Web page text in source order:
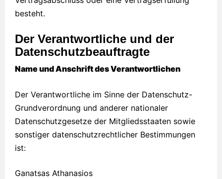
besteht.
Der Verantwortliche und der
Datenschutzbeauftragte
Name und Anschrift des Verantwortlichen
Der Verantwortliche im Sinne der Datenschutz-
Grundverordnung und anderer nationaler
Datenschutzgesetze der Mitgliedsstaaten sowie
sonstiger datenschutzrechtlicher Bestimmungen
ist:
Ganatsas Athanasios